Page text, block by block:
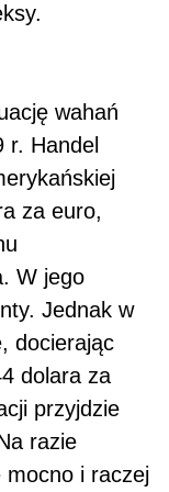
wahań
r. Handel
za euro,
W jego
Jednak w
docierając
dolara za
przyjdzie
razie
i raczej